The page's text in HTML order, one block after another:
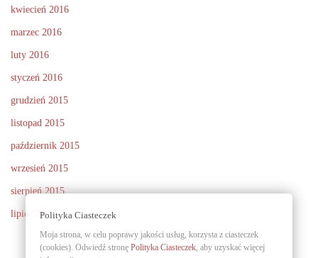
kwiecień 2016
marzec 2016
luty 2016
styczeń 2016
grudzień 2015
listopad 2015
październik 2015
wrzesień 2015
sierpień 2015
lipiec 2015Polityka Ciasteczek
Moja strona, w celu poprawy jakości usług, korzysta z ciasteczek
(cookies). Odwiedź stronę Polityka Ciasteczek, aby uzyskać więcej